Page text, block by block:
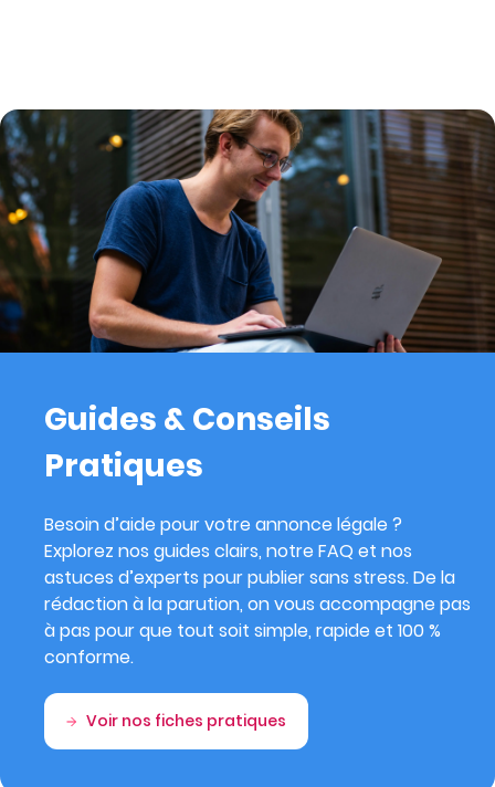
Guides & Conseils
Pratiques
Besoin d’aide pour votre annonce légale ?
Explorez nos guides clairs, notre FAQ et nos
astuces d’experts pour publier sans stress. De la
rédaction à la parution, on vous accompagne pas
à pas pour que tout soit simple, rapide et 100 %
conforme.
Voir nos fiches pratiques